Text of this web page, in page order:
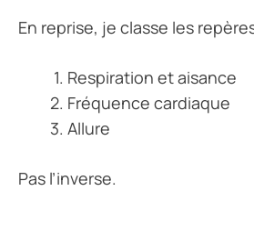
En reprise, je classe les
Respiration et aisance
Fréquence cardiaque
Allure
Pas l’inverse.